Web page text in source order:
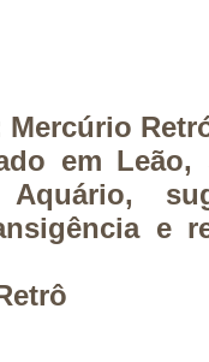
Mercúrio
em Leão,
e